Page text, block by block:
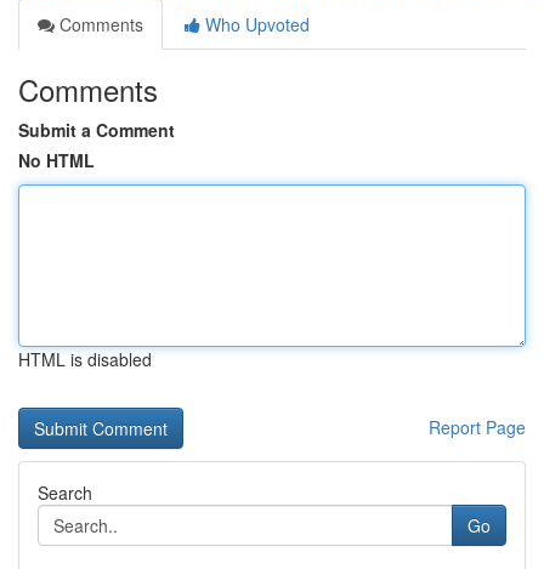
Comments
Who Upvoted
Comments
Submit a Comment
No HTML
HTML is disabled
Report Page
Search
Go